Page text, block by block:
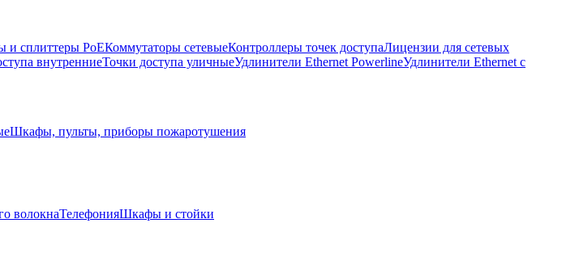
и сплиттеры РоЕКоммутаторы сетевыеКонтроллеры точек доступаЛицензии для сетевых
внутренниеТочки доступа уличныеУдлинители Ethernet PowerlineУдлинители Ethernet с
Шкафы, пульты, приборы пожаротушения
волокнаТелефонияШкафы и стойки